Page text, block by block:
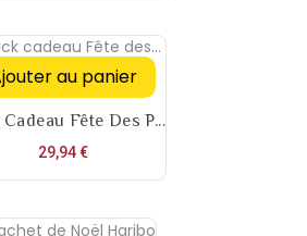
au panier
Fête Des P...
29,94 €Prix